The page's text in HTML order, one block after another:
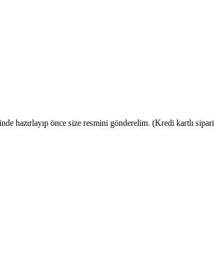
hazırlayıp önce size resmini gönderelim. (Kredi kartlı